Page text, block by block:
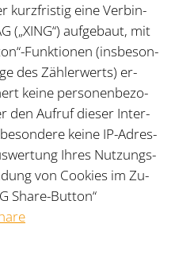
kurz­fris­tig eine Ver­bin­
(„XING“) auf­ge­baut, mit
Funk­tio­nen (ins­be­son­
des Zäh­ler­werts) er­
kei­ne per­so­nen­be­zo­
den Auf­ruf die­ser In­ter­
kei­ne IP-Adres­
Ih­res Nut­zungs­
von Coo­kies im Zu­
Sha­re-But­ton“